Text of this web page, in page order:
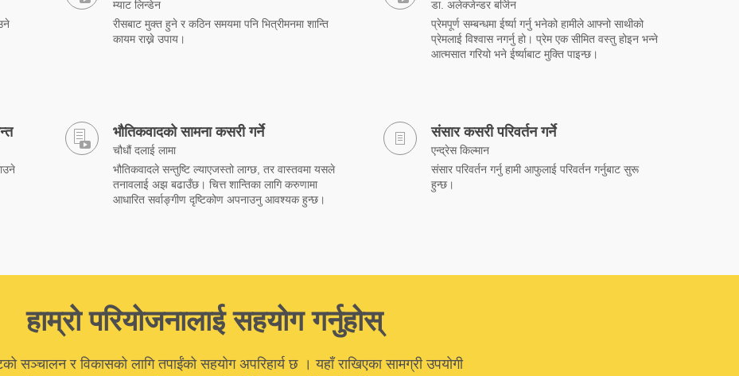
म्याट लिन्डेन
रीसबाट मुक्त हुने र कठिन समयमा पनि भित्रीमनमा शान्ति
कायम राख्ने उपाय।
डा. अलेक्जेन्डर बर्जिन
प्रेमपूर्ण सम्बन्धमा ईर्ष्या गर्नु भनेको हामीले आफ्नो साथीको
प्रेमलाई विश्वास नगर्नु हो। प्रेम एक सीमित वस्तु होइन भन्ने
आत्मसात गरियो भने ईर्ष्याबाट मुक्ति पाइन्छ।
भौतिकवादको सामना कसरी गर्ने
चौधौं दलाई लामा
भौतिकवादले सन्तुष्टि ल्याएजस्तो लाग्छ, तर वास्तवमा यसले
तनावलाई अझ बढाउँछ। चित्त शान्तिका लागि करुणामा
आधारित सर्वाङ्गीण दृष्टिकोण अपनाउनु आवश्यक हुन्छ।
संसार कसरी परिवर्तन गर्ने
एन्द्रेस किल्मान
संसार परिवर्तन गर्नु हामी आफुलाई परिवर्तन गर्नुबाट सुरू
हुन्छ।
हाम्रो परियोजनालाई सहयोग गर्नुहोस्
सञ्चालन र विकासको लागि तपाईंको सहयोग अपरिहार्य छ । यहाँ राखिएका सामग्री उपयोगी